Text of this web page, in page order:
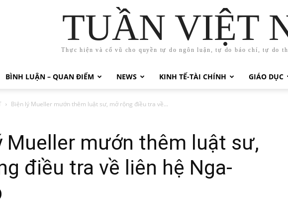
TUẦN VIỆT
Thực hiện và cổ vũ cho quyền tự do ngôn luận, tự do báo chí, tự do
BÌNH LUẬN – QUAN ĐIỂM NEWS KINH TẾ-TÀI CHÍNH GIÁO DỤC
Biện lý Mueller mướn thêm luật sư, mở rộng điều tra về...
Mueller mướn thêm luật sư,
điều tra về liên hệ Nga-